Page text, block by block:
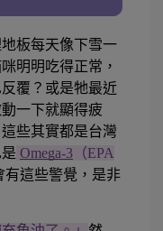
板每天像下雪一
明明吃得正常，
覆？或是牠最近
一下就顯得疲
些其實都是台灣
Omega-3 （EPA
有這些警覺，是非